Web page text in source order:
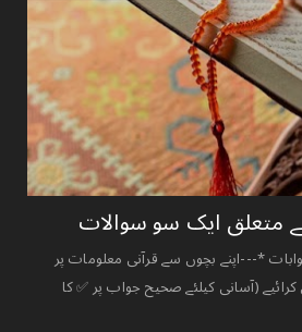
‏متعلق ‏ایک ‏سو ‏سوالات
*---اپنے بچوں سے قرآنی معلومات پر
کرائیے (آسانی کیلئے صحیح جواب پر ✅ کا